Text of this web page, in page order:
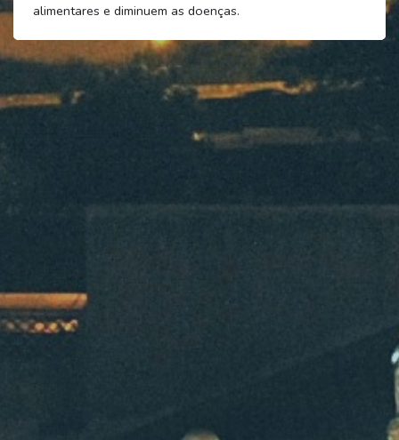
alimentares e diminuem as doenças.